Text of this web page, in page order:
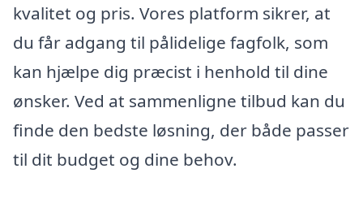
kvalitet og pris. Vores platform sikrer, at
du får adgang til pålidelige fagfolk, som
kan hjælpe dig præcist i henhold til dine
ønsker. Ved at sammenligne tilbud kan du
finde den bedste løsning, der både passer
til dit budget og dine behov.